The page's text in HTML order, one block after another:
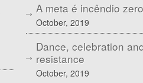
A meta é incêndio zero
October, 2019
Dance, celebration
resistance
October, 2019